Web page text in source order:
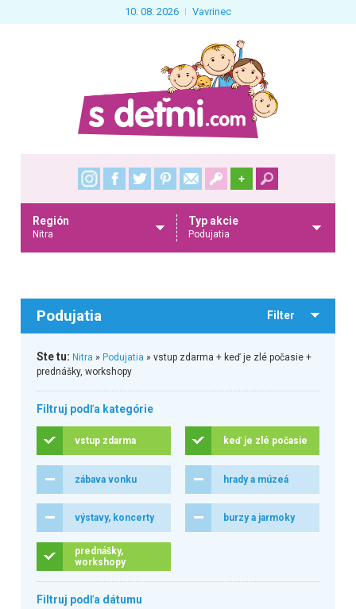
10. 08. 2026 Vavrinec
+
Región
Nitra
Typ akcie
Podujatia
Podujatia Filter
Ste tu: Nitra » Podujatia » vstup zdarma + keď je zlé počasie +
prednášky, workshopy
Filtruj podľa kategórie
vstup zdarma keď je zlé počasie
zábava vonku hrady a múzeá
výstavy, koncerty burzy a jarmoky
prednášky,
workshopy
Filtruj podľa dátumu